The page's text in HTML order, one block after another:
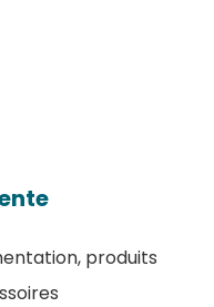
produits